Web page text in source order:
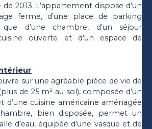
2013. L’appartement dispose d’un
fermé, d’une place de parking
que d’une chambre, d’un séjour
ouverte et d’un espace de
sur une agréable pièce de vie de
de 25 m² au sol), composée d’un
d’une cuisine américaine aménagée
bien disposée, permet un
d’eau, équipée d’une vasque et de